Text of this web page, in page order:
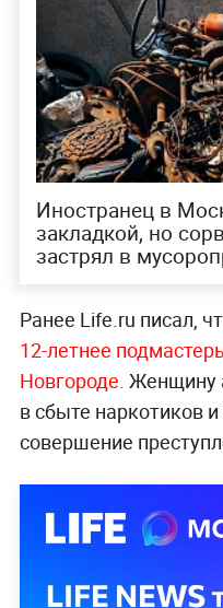
Иностранец в
закладкой, но
застрял в
Ранее Life.ru писал,
12-летнее
Новгороде. Женщину
в сбыте наркотиков
совершение